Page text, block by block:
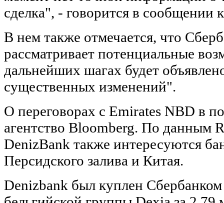
сделка", - говорится в сообщении
В нем также отмечается, что
рассматривает потенциальные
дальнейших шагах будет
существенных изменений".
О переговорах с Emirates NBD в
агентство Bloomberg. По данным
DenizBank также интересуются
Персидского залива и Китая.
Denizbank был куплен Сбербанком